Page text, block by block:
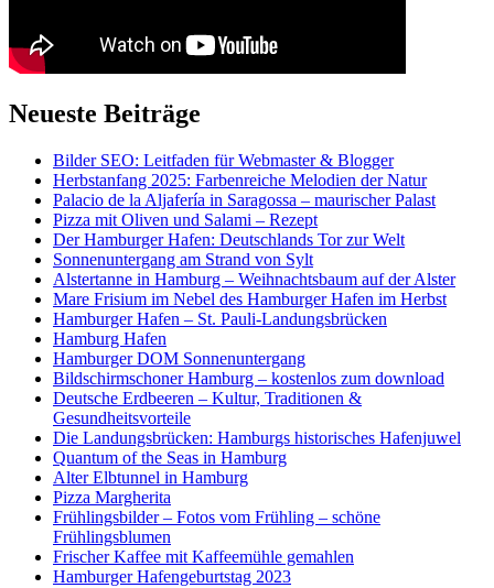
Neueste Beiträge
Bilder SEO: Leitfaden für Webmaster & Blogger
Herbstanfang 2025: Farbenreiche Melodien der Natur
Palacio de la Aljafería in Saragossa – maurischer Palast
Pizza mit Oliven und Salami – Rezept
Der Hamburger Hafen: Deutschlands Tor zur Welt
Sonnenuntergang am Strand von Sylt
Alstertanne in Hamburg – Weihnachtsbaum auf der Alster
Mare Frisium im Nebel des Hamburger Hafen im Herbst
Hamburger Hafen – St. Pauli-Landungsbrücken
Hamburg Hafen
Hamburger DOM Sonnenuntergang
Bildschirmschoner Hamburg – kostenlos zum download
Deutsche Erdbeeren – Kultur, Traditionen &
Gesundheitsvorteile
Die Landungsbrücken: Hamburgs historisches Hafenjuwel
Quantum of the Seas in Hamburg
Alter Elbtunnel in Hamburg
Pizza Margherita
Frühlingsbilder – Fotos vom Frühling – schöne
Frühlingsblumen
Frischer Kaffee mit Kaffeemühle gemahlen
Hamburger Hafengeburtstag 2023